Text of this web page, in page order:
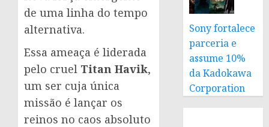
de uma linha do tempo
alternativa.
Essa ameaça é liderada
pelo cruel Titan Havik,
um ser cuja única
missão é lançar os
reinos no caos absoluto
Sony fortalece
parceria e
assume 10%
da Kadokawa
Corporation